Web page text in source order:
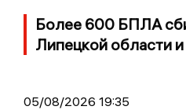
Более 600 БПЛА
Липецкой области
05/08/2026 19:35